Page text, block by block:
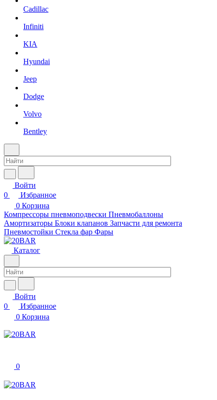
Cadillac
Infiniti
KIA
Hyundai
Jeep
Dodge
Volvo
Bentley
Войти
0
Избранное
0 Корзина
Компрессоры пневмоподвески Пневмобаллоны
Амортизаторы Блоки клапанов Запчасти для ремонта
Пневмостойки Стекла фар Фары
Каталог
Войти
0
Избранное
0 Корзина
0